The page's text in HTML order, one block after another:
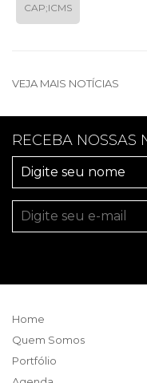
CAP;ICMS
VEJA MAIS NOTÍCIAS
RECEBA NOSSAS
Home
Quem Somos
Portfólio